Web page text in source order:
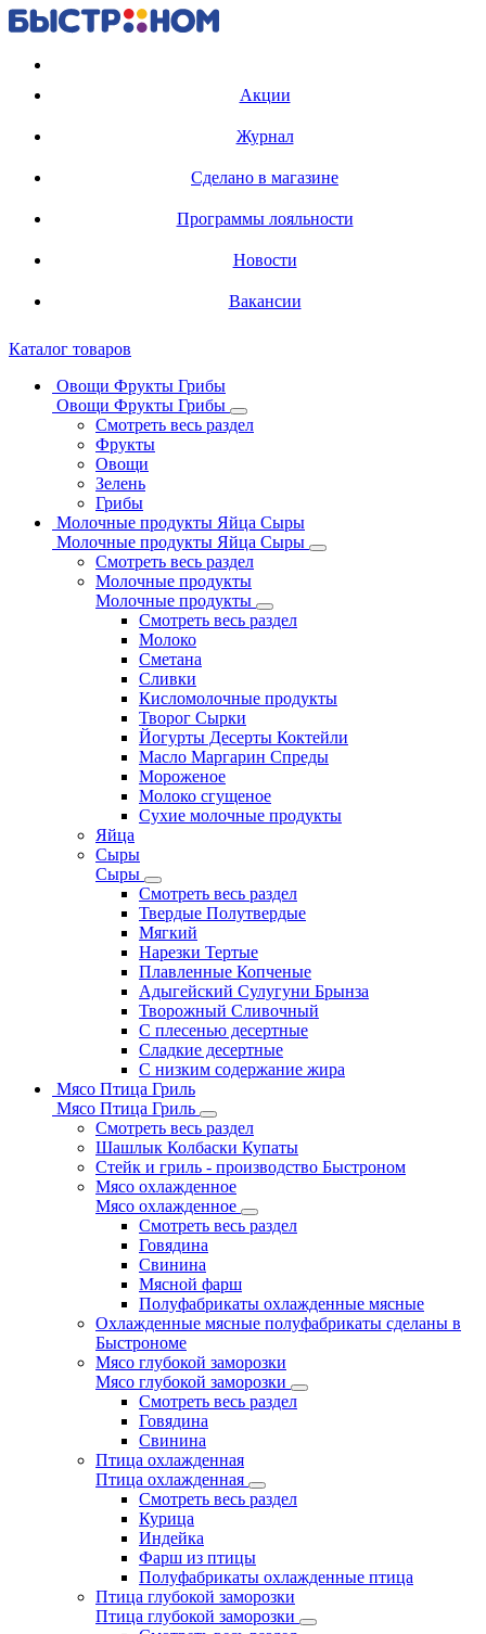
Акции
Журнал
Сделано в магазине
Программы лояльности
Новости
Вакансии
Каталог товаров
Овощи Фрукты Грибы
Овощи Фрукты Грибы
Смотреть весь раздел
Фрукты
Овощи
Зелень
Грибы
Молочные продукты Яйца Сыры
Молочные продукты Яйца Сыры
Смотреть весь раздел
Молочные продукты
Молочные продукты
Смотреть весь раздел
Молоко
Сметана
Сливки
Кисломолочные продукты
Творог Сырки
Йогурты Десерты Коктейли
Масло Маргарин Спреды
Мороженое
Молоко сгущеное
Сухие молочные продукты
Яйца
Сыры
Сыры
Смотреть весь раздел
Твердые Полутвердые
Мягкий
Нарезки Тертые
Плавленные Копченые
Адыгейский Сулугуни Брынза
Творожный Сливочный
С плесенью десертные
Сладкие десертные
С низким содержание жира
Мясо Птица Гриль
Мясо Птица Гриль
Смотреть весь раздел
Шашлык Колбаски Купаты
Стейк и гриль - производство Быстроном
Мясо охлажденное
Мясо охлажденное
Смотреть весь раздел
Говядина
Свинина
Мясной фарш
Полуфабрикаты охлажденные мясные
Охлажденные мясные полуфабрикаты сделаны в
Быстрономе
Мясо глубокой заморозки
Мясо глубокой заморозки
Смотреть весь раздел
Говядина
Свинина
Птица охлажденная
Птица охлажденная
Смотреть весь раздел
Курица
Индейка
Фарш из птицы
Полуфабрикаты охлажденные птица
Птица глубокой заморозки
Птица глубокой заморозки